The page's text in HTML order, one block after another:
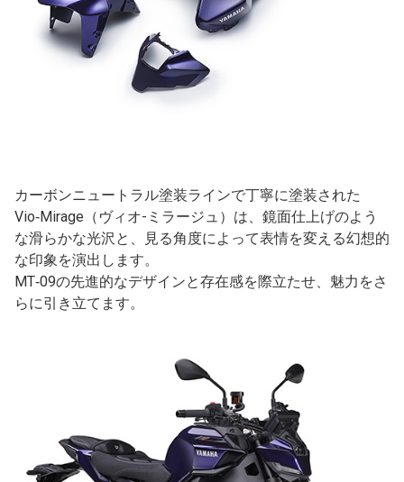
カーボンニュートラル塗装ラインで丁寧に塗装された
Vio‑Mirage（ヴィオ-ミラージュ）は、鏡面仕上げのよう
な滑らかな光沢と、見る角度によって表情を変える幻想的
な印象を演出します。
MT‑09の先進的なデザインと存在感を際立たせ、魅力をさ
らに引き立てます。